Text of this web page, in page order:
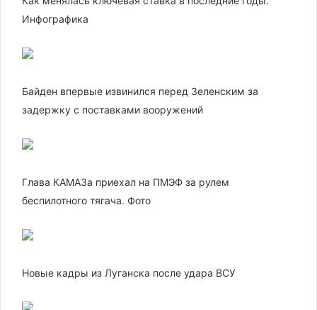
Инфографика
Байден впервые извинился перед Зеленским за
задержку с поставками вооружений
Глава КАМАЗа приехал на ПМЭФ за рулем
беспилотного тягача. Фото
Новые кадры из Луганска после удара ВСУ